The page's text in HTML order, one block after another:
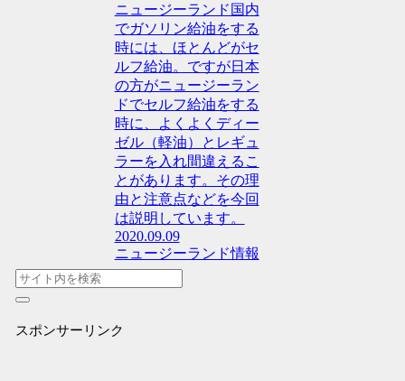
ニュージーランド国内
でガソリン給油をする
時には、ほとんどがセ
ルフ給油。ですが日本
の方がニュージーラン
ドでセルフ給油をする
時に、よくよくディー
ゼル（軽油）とレギュ
ラーを入れ間違えるこ
とがあります。その理
由と注意点などを今回
は説明しています。
2020.09.09
ニュージーランド情報
スポンサーリンク